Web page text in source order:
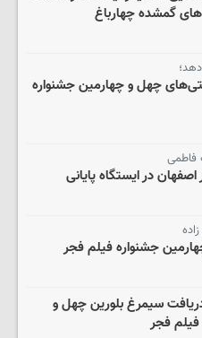
گمشده چهارباغ
چهل و چهارمین جشنواره
فاطمی
در ایستگاه پایانی
جشنواره فیلم فجر
سیمرغ بلورین چهل و
فجر